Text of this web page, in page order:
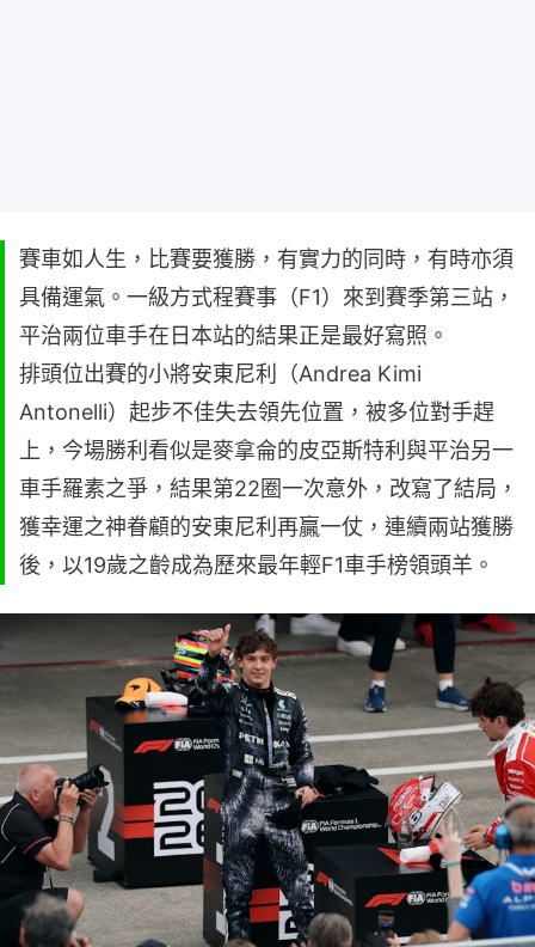
賽車如人生，比賽要獲勝，有實力的同時，有時亦須
具備運氣。一級方式程賽事（F1）來到賽季第三站，
平治兩位車手在日本站的結果正是最好寫照。
排頭位出賽的小將安東尼利（Andrea Kimi
Antonelli）起步不佳失去領先位置，被多位對手趕
上，今場勝利看似是麥拿侖的皮亞斯特利與平治另一
車手羅素之爭，結果第22圈一次意外，改寫了結局，
獲幸運之神眷顧的安東尼利再贏一仗，連續兩站獲勝
後，以19歲之齡成為歷來最年輕F1車手榜領頭羊。